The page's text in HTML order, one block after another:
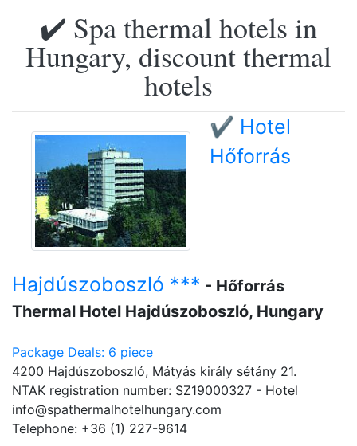
✔️ Spa thermal hotels in
Hungary, discount thermal
hotels
✔️ Hotel
Hőforrás
Hajdúszoboszló *** - Hőforrás
Thermal Hotel Hajdúszoboszló, Hungary
Package Deals: 6 piece
4200 Hajdúszoboszló, Mátyás király sétány 21.
NTAK registration number: SZ19000327 - Hotel
info@spathermalhotelhungary.com
Telephone: +36 (1) 227-9614